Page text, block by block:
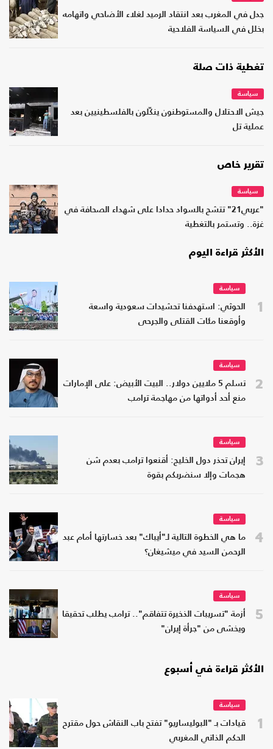
جدل في المغرب بعد انتقاد الرميد لغلاء الأضاحي واتهامه
بخلل في السياسة الفلاحية
تغطية ذات صلة
سياسة
جيش الاحتلال والمستوطنون ينكّلون بالفلسطينيين بعد
عملية تل
تقرير خاص
سياسة
"عربي21" تتشح بالسواد حدادا على شهداء الصحافة في
غزة.. وتستمر بالتغطية
الأكثر قراءة اليوم
1
سياسة
الحوثي: استهدفنا تحشيدات سعودية واسعة
وأوقعنا مئات القتلى والجرحى
2
سياسة
تسلم 5 ملايين دولار.. البيت الأبيض: على الإمارات
منع أحد أدواتها من مهاجمة ترامب
3
سياسة
إيران تحذر دول الخليج: أقنعوا ترامب بعدم شن
هجمات وإلا سنضربكم بقوة
4
سياسة
ما هي الخطوة التالية لـ"أيباك" بعد خسارتها أمام عبد
الرحمن السيد في ميشيغان؟
5
سياسة
أزمة "تسريبات الذخيرة تتفاقم".. ترامب يطلب تحقيقا
ويخشى من "جرأة إيران"
الأكثر قراءة في أسبوع
1
سياسة
قيادات بـ "البوليساريو" تفتح باب النقاش حول مقترح
الحكم الذاتي المغربي